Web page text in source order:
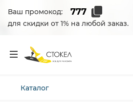
Ваш промокод:
для скидки от 1% на любой заказ.
Каталог